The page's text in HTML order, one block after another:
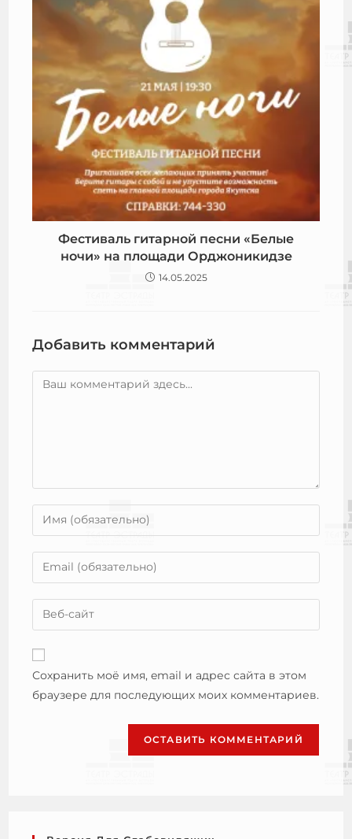
Фестиваль гитарной песни «Белые
ночи» на площади Орджоникидзе
14.05.2025
Добавить комментарий
Сохранить моё имя, email и адрес сайта в этом
браузере для последующих моих комментариев.